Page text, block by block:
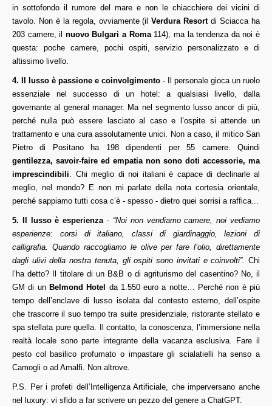
in sottofondo il rumore del mare e non le chiacchiere dei vicini di
tavolo. Non è la regola, ovviamente (ilVerdura Resortdi Sciacca ha
203 camere, il nuovo Bulgari a Roma114), ma la tendenza da noi è
questa: poche camere, pochi ospiti, servizio personalizzato e di
altissimo livello.
4. Il lusso è passione e coinvolgimento - Il personale gioca un ruolo
essenziale nel successo di un hotel: a qualsiasi livello, dalla
governante al general manager. Ma nel segmento lusso ancor di più,
perché nulla può essere lasciato al caso e l’ospite si attende un
trattamento e una cura assolutamente unici. Non a caso, il mitico San
Pietro di Positano ha 198 dipendenti per 55 camere. Quindi
gentilezza, savoir-faire ed empatia non sono doti accessorie, ma
imprescindibili. Chi meglio di noi italiani è capace di declinarle al
meglio, nel mondo? E non mi parlate della nota cortesia orientale,
perché sappiamo tutti cosa c’è - spesso - dietro quei sorrisi a raffica...
5. Il lusso è esperienza- “Noi non vendiamo camere, noi vediamo
esperienze: corsi di italiano, classi di giardinaggio, lezioni di
calligrafia. Quando raccogliamo le olive per fare l’olio, direttamente
dagli ulivi della nostra tenuta, gli ospiti sono invitati e coinvolti”. Chi
l’ha detto? Il titolare di un B&B o di agriturismo del casentino? No, il
GM di un Belmond Hotel
da 1.550 euro a notte… Perché non è più
tempo dell’enclave di lusso isolata dal contesto esterno, dell’ospite
che trascorre il suo tempo tra suite presidenziale, ristorante stellato e
spa stellata pure quella. Il contatto, la conoscenza, l’immersione nella
realtà locale sono parte integrante della vacanza esclusiva. Fare il
pesto col basilico profumato o impastare gli scialatielli ha senso a
Camogli o ad Amalfi. Non altrove.
P.S. Per i profeti dell’Intelligenza Artificiale, che imperversano anche
nel luxury: vi sfido a far scrivere un pezzo del genere a ChatGPT.